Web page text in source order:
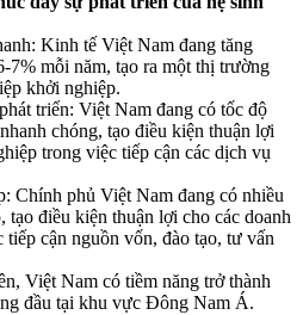
Kinh tế Việt Nam đang tăng
mỗi năm, tạo ra một thị trường
khởi nghiệp.
triển: Việt Nam đang có tốc độ
chóng, tạo điều kiện thuận lợi
trong việc tiếp cận các dịch vụ
Chính phủ Việt Nam đang có nhiều
tạo điều kiện thuận lợi cho các doanh
cận nguồn vốn, đào tạo, tư vấn
Việt Nam có tiềm năng trở thành
đầu tại khu vực Đông Nam Á.